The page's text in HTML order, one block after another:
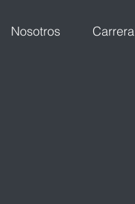
Nosotros Carrera